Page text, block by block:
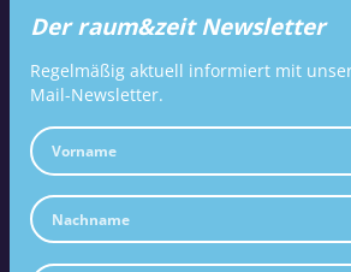
Der raum&zeit Newsletter
Regelmäßig aktuell informiert mit
Mail-Newsletter.